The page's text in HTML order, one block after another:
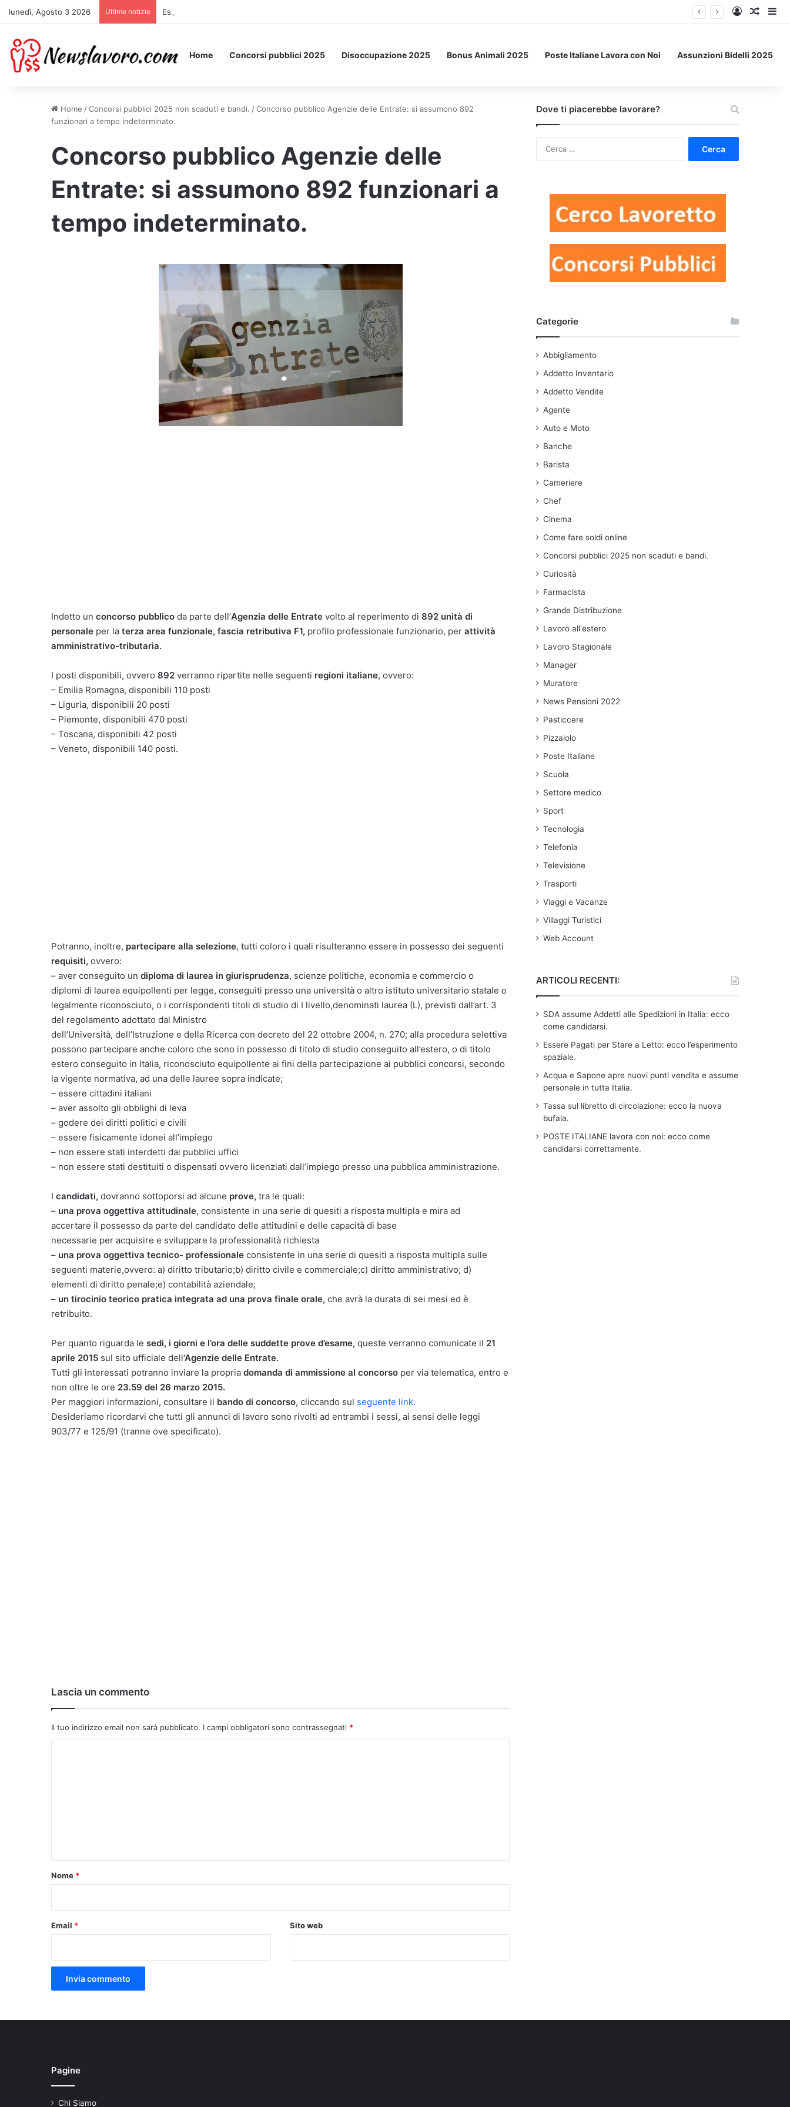
lunedì, Agosto 3 2026 Ultime notizie Essere Pagati per Stare a Letto: ecco l’esperimento spaziale. Accedi
Un
Home Concorsi pubblici 2025 Disoccupazione 2025 Bonus Animali 2025 Poste Italiane Lavora con Noi Assunzioni Bidelli 2025
Home /Concorsi pubblici 2025 non scaduti e bandi. /Concorso pubblico Agenzie delle Entrate: si assumono 892
funzionari a tempo indeterminato.
Concorso pubblico Agenzie delle
Entrate: si assumono 892 funzionari a
tempo indeterminato.
Indetto un concorso pubblico da parte dell’Agenzia delle Entrate volto al reperimento di 892 unità di
personale per la terza area funzionale, fascia retributiva F1, profilo professionale funzionario, per attività
amministrativo-tributaria.
I posti disponibili, ovvero 892 verranno ripartite nelle seguenti regioni italiane, ovvero:
– Emilia Romagna, disponibili 110 posti
– Liguria, disponibili 20 posti
– Piemonte, disponibili 470 posti
– Toscana, disponibili 42 posti
– Veneto, disponibili 140 posti.
Potranno, inoltre, partecipare alla selezione, tutti coloro i quali risulteranno essere in possesso dei seguenti
requisiti, ovvero:
– aver conseguito un diploma di laurea in giurisprudenza, scienze politiche, economia e commercio o
diplomi di laurea equipollenti per legge, conseguiti presso una università o altro istituto universitario statale o
legalmente riconosciuto, o i corrispondenti titoli di studio di I livello,denominati laurea (L), previsti dall’art. 3
del regolamento adottato dal Ministro
dell’Università, dell’Istruzione e della Ricerca con decreto del 22 ottobre 2004, n. 270; alla procedura selettiva
possono partecipare anche coloro che sono in possesso di titolo di studio conseguito all’estero, o di titolo
estero conseguito in Italia, riconosciuto equipollente ai fini della partecipazione ai pubblici concorsi, secondo
la vigente normativa, ad una delle lauree sopra indicate;
– essere cittadini italiani
– aver assolto gli obblighi di leva
– godere dei diritti politici e civili
– essere fisicamente idonei all’impiego
– non essere stati interdetti dai pubblici uffici
– non essere stati destituiti o dispensati ovvero licenziati dall’impiego presso una pubblica amministrazione.
I candidati, dovranno sottoporsi ad alcune prove, tra le quali:
– una prova oggettiva attitudinale, consistente in una serie di quesiti a risposta multipla e mira ad
accertare il possesso da parte del candidato delle attitudini e delle capacità di base
necessarie per acquisire e sviluppare la professionalità richiesta
– una prova oggettiva tecnico- professionale consistente in una serie di quesiti a risposta multipla sulle
seguenti materie,ovvero: a) diritto tributario;b) diritto civile e commerciale;c) diritto amministrativo; d)
elementi di diritto penale;e) contabilità aziendale;
– un tirocinio teorico pratica integrata ad una prova finale orale, che avrà la durata di sei mesi ed è
retribuito.
Per quanto riguarda le sedi, i giorni e l’ora delle suddette prove d’esame, queste verranno comunicate il 21
aprile 2015 sul sito ufficiale dell‘Agenzie delle Entrate.
Tutti gli interessati potranno inviare la propria domanda di ammissione al concorso per via telematica, entro e
non oltre le ore 23.59 del 26 marzo 2015.
Per maggiori informazioni, consultare il bando di concorso, cliccando sul seguente link.
Desideriamo ricordarvi che tutti gli annunci di lavoro sono rivolti ad entrambi i sessi, ai sensi delle leggi
903/77 e 125/91 (tranne ove specificato).
Lascia un commento
Il tuo indirizzo email non sarà pubblicato. I campi obbligatori sono contrassegnati *
o
Nome *
Email * Sito web
Dove ti piacerebbe lavorare?
Categorie
Abbigliamento
Addetto Inventario
Addetto Vendite
Agente
Auto e Moto
Banche
Barista
Cameriere
Chef
Cinema
Come fare soldi online
Concorsi pubblici 2025 non scaduti e bandi.
Curiosità
Farmacista
Grande Distribuzione
Lavoro all'estero
Lavoro Stagionale
Manager
Muratore
News Pensioni 2022
Pasticcere
Pizzaiolo
Poste Italiane
Scuola
Settore medico
Sport
Tecnologia
Telefonia
Televisione
Trasporti
Viaggi e Vacanze
Villaggi Turistici
Web Account
ARTICOLI RECENTI:
SDA assume Addetti alle Spedizioni in Italia: ecco
come candidarsi.
Essere Pagati per Stare a Letto: ecco l’esperimento
spaziale.
Acqua e Sapone apre nuovi punti vendita e assume
personale in tutta Italia.
Tassa sul libretto di circolazione: ecco la nuova
bufala.
POSTE ITALIANE lavora con noi: ecco come
candidarsi correttamente.
Pagine
Chi Siamo